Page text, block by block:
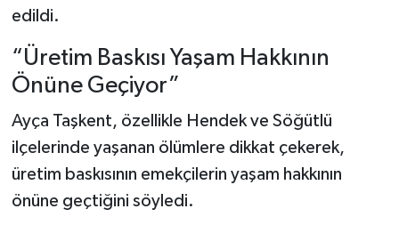
edildi.
“Üretim Baskısı Yaşam Hakkının
Önüne Geçiyor”
Ayça Taşkent, özellikle Hendek ve Söğütlü
ilçelerinde yaşanan ölümlere dikkat çekerek,
üretim baskısının emekçilerin yaşam hakkının
önüne geçtiğini söyledi.